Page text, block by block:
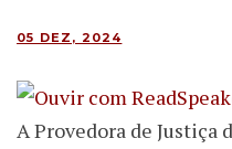
05 DEZ, 2024
A Provedora de Justiça